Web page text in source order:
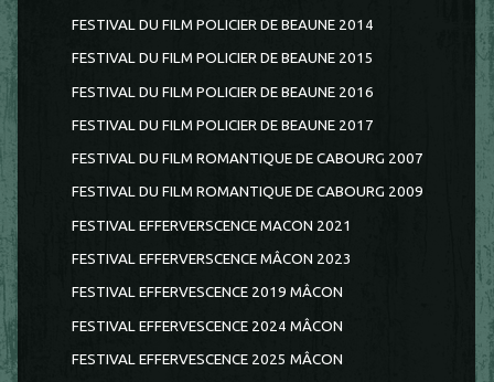
FESTIVAL DU FILM POLICIER DE BEAUNE 2014
FESTIVAL DU FILM POLICIER DE BEAUNE 2015
FESTIVAL DU FILM POLICIER DE BEAUNE 2016
FESTIVAL DU FILM POLICIER DE BEAUNE 2017
FESTIVAL DU FILM ROMANTIQUE DE CABOURG 2007
FESTIVAL DU FILM ROMANTIQUE DE CABOURG 2009
FESTIVAL EFFERVERSCENCE MACON 2021
FESTIVAL EFFERVERSCENCE MÂCON 2023
FESTIVAL EFFERVESCENCE 2019 MÂCON
FESTIVAL EFFERVESCENCE 2024 MÂCON
FESTIVAL EFFERVESCENCE 2025 MÂCON